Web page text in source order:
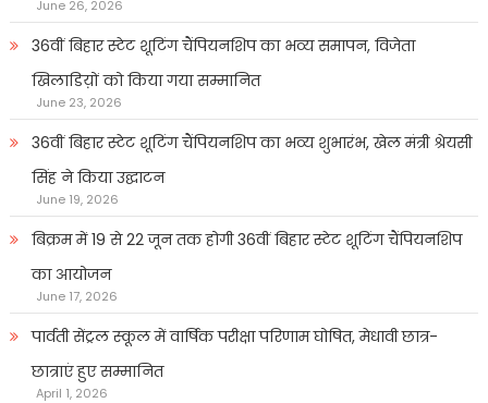
June 26, 2026
36वीं बिहार स्टेट शूटिंग चैंपियनशिप का भव्य समापन, विजेता
खिलाडिय़ों को किया गया सम्मानित
June 23, 2026
36वीं बिहार स्टेट शूटिंग चैंपियनशिप का भव्य शुभारंभ, खेल मंत्री श्रेयसी
सिंह ने किया उद्घाटन
June 19, 2026
बिक्रम में 19 से 22 जून तक होगी 36वीं बिहार स्टेट शूटिंग चैंपियनशिप
का आयोजन
June 17, 2026
पार्वती सेंट्रल स्कूल में वार्षिक परीक्षा परिणाम घोषित, मेधावी छात्र-
छात्राएं हुए सम्मानित
April 1, 2026